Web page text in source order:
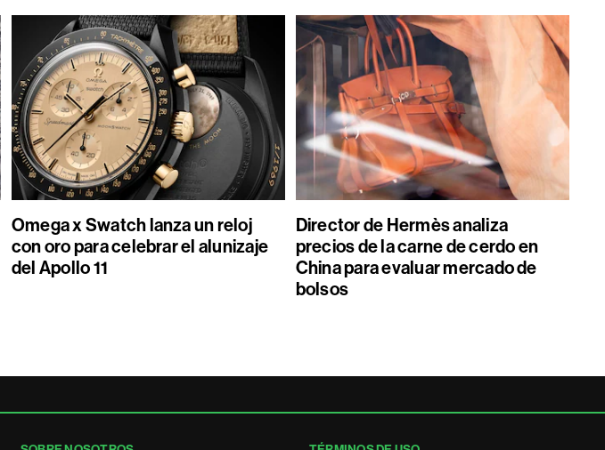
Omega x Swatch lanza un reloj
con oro para celebrar el alunizaje
del Apollo 11
Director de Hermès analiza
precios de la carne de cerdo en
China para evaluar mercado de
bolsos